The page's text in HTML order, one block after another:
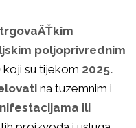
poljoprivrednim
koji su tijekom 2025.
na tuzemnim i
ili